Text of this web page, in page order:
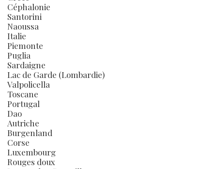
Céphalonie
Santorini
Naoussa
Italie
Piemonte
Puglia
Sardaigne
Lac de Garde (Lombardie)
Valpolicella
Toscane
Portugal
Dao
Autriche
Burgenland
Corse
Luxembourg
Rouges doux